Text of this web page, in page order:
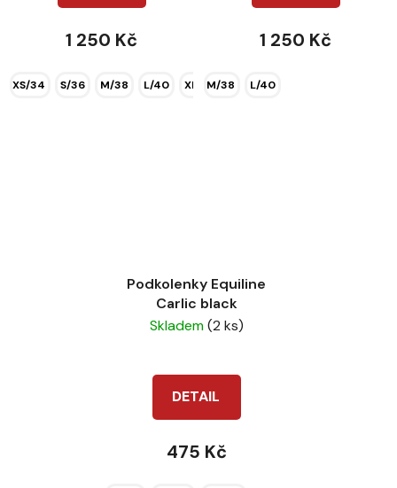
1 250 Kč
XS/34 S/36 M/38 L/40 XL/42 XXL/44
1 250 Kč
M/38 L/40
Podkolenky Equiline
Carlic black
Skladem(2 ks)
DETAIL
475 Kč